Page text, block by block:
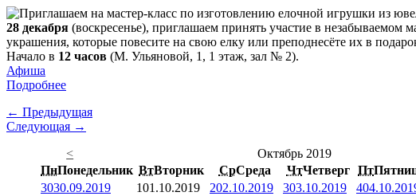
28 декабря (воскресенье), приглашаем принять участие в
украшения, которые повесите на свою елку или преподнесёте их в
Начало в 12 часов (М. Ульяновой, 1, 1 этаж, зал № 2).
Афиша
Подробнее
← Предыдущая
Следующая →
<
Октябрь 2019
ПнПонедельник ВтВторник СрСреда ЧтЧетверг Пт
3030.09.2019 101.10.2019 202.10.2019 303.10.2019 4